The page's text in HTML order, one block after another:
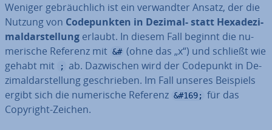
Weniger ge­bräuch­lich ist ein ver­wand­ter Ansatz, der die
Nutzung von Code­punk­ten in Dezimal- statt He­xa­de­zi­
mal­dar­stel­lung erlaubt. In diesem Fall beginnt die nu­
me­ri­sche Referenz mit &# (ohne das „x“) und schließt wie
gehabt mit
;
ab. Da­zwi­schen wird der Codepunkt in De­
zi­mal­dar­stel­lung ge­schrie­ben. Im Fall unseres Beispiels
ergibt sich die nu­me­ri­sche Referenz &#169;
für das
Copyright-Zeichen.